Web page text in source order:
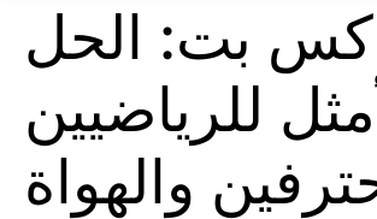
بت: الحل
للرياضيين
والهواة